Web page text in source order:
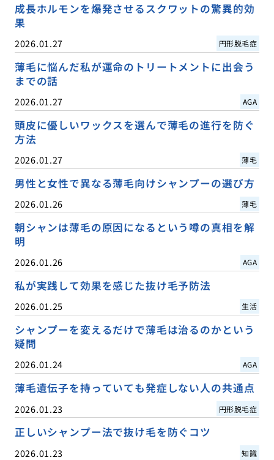
成長ホルモンを爆発させるスクワットの驚異的効
果
2026.01.27 円形脱毛症
薄毛に悩んだ私が運命のトリートメントに出会う
までの話
2026.01.27 AGA
頭皮に優しいワックスを選んで薄毛の進行を防ぐ
方法
2026.01.27 薄毛
男性と女性で異なる薄毛向けシャンプーの選び方
2026.01.26 薄毛
朝シャンは薄毛の原因になるという噂の真相を解
明
2026.01.26 AGA
私が実践して効果を感じた抜け毛予防法
2026.01.25 生活
シャンプーを変えるだけで薄毛は治るのかという
疑問
2026.01.24 AGA
薄毛遺伝子を持っていても発症しない人の共通点
2026.01.23 円形脱毛症
正しいシャンプー法で抜け毛を防ぐコツ
2026.01.23 知識